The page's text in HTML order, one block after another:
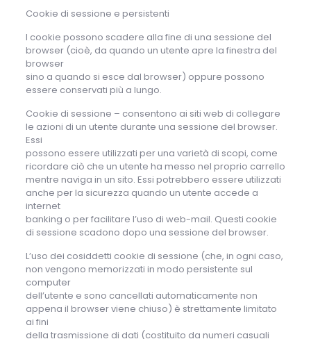
Cookie di sessione e persistenti
I cookie possono scadere alla fine di una sessione del
browser (cioè, da quando un utente apre la finestra del
browser
sino a quando si esce dal browser) oppure possono
essere conservati più a lungo.
Cookie di sessione – consentono ai siti web di collegare
le azioni di un utente durante una sessione del browser.
Essi
possono essere utilizzati per una varietà di scopi, come
ricordare ciò che un utente ha messo nel proprio carrello
mentre naviga in un sito. Essi potrebbero essere utilizzati
anche per la sicurezza quando un utente accede a
internet
banking o per facilitare l’uso di web-mail. Questi cookie
di sessione scadono dopo una sessione del browser.
L’uso dei cosiddetti cookie di sessione (che, in ogni caso,
non vengono memorizzati in modo persistente sul
computer
dell’utente e sono cancellati automaticamente non
appena il browser viene chiuso) è strettamente limitato
ai fini
della trasmissione di dati (costituito da numeri casuali